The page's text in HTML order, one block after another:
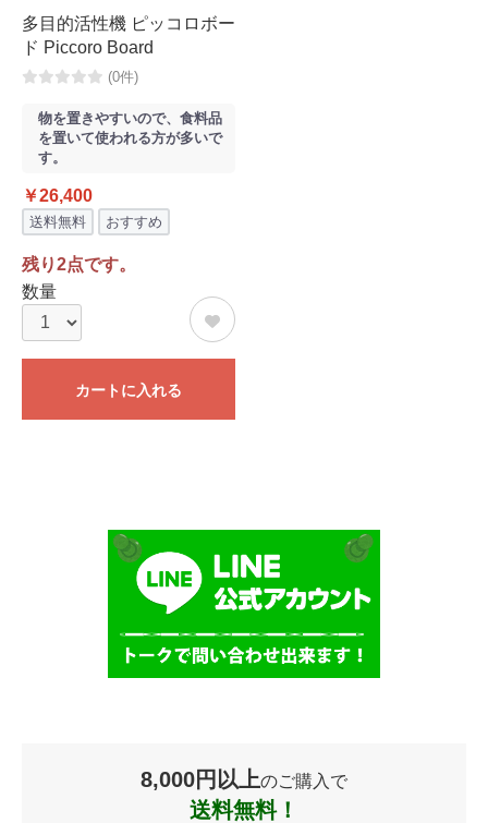
多目的活性機 ピッコロボー
ド Piccoro Board
(0件)
物を置きやすいので、食料品
を置いて使われる方が多いで
す。
￥26,400
送料無料 おすすめ
残り2点です。
数量
カートに入れる
8,000円以上のご購入で
送料無料！